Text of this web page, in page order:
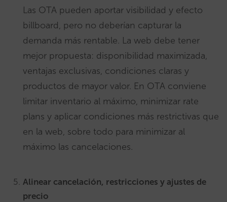
Las OTA pueden aportar visibilidad y efecto
billboard, pero no deberían capturar la
demanda más rentable. La web debe tener
mejor propuesta: disponibilidad maximizada,
ventajas exclusivas, condiciones claras y
productos de mayor valor. En OTA conviene
limitar inventario al máximo, minimizar rate
plans y aplicar condiciones más restrictivas que
en la web, sobre todo para minimizar al
máximo las cancelaciones.
Alinear cancelación, restricciones y ajustes de
precio